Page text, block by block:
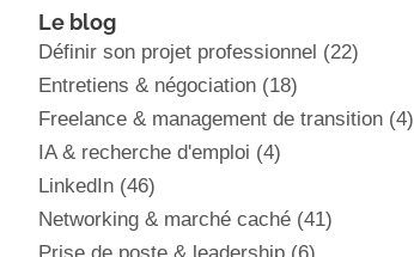
Le blog
Définir son projet professionnel (22)
Entretiens & négociation(18)
Freelance & management de transition(4)
IA & recherche d'emploi (4)
LinkedIn(46)
Networking & marché caché(41)